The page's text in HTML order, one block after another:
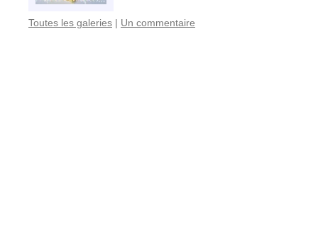
Toutes les galeries | Un commentaire